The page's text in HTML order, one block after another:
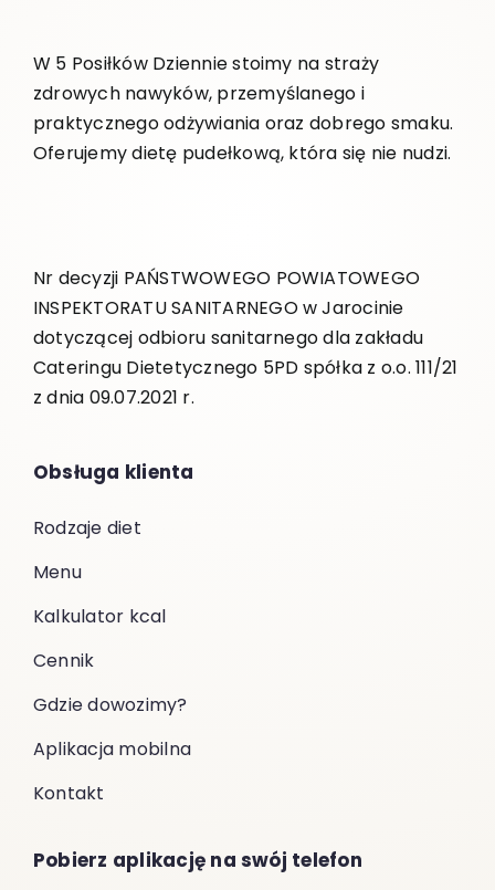
W 5 Posiłków Dziennie stoimy na straży
zdrowych nawyków, przemyślanego i
praktycznego odżywiania oraz dobrego smaku.
Oferujemy dietę pudełkową, która się nie nudzi.
Nr decyzji PAŃSTWOWEGO POWIATOWEGO
INSPEKTORATU SANITARNEGO w Jarocinie
dotyczącej odbioru sanitarnego dla zakładu
Cateringu Dietetycznego 5PD spółka z o.o. 111/21
z dnia 09.07.2021 r.
Obsługa klienta
Rodzaje diet
Menu
Kalkulator kcal
Cennik
Gdzie dowozimy?
Aplikacja mobilna
Kontakt
Pobierz aplikację na swój telefon